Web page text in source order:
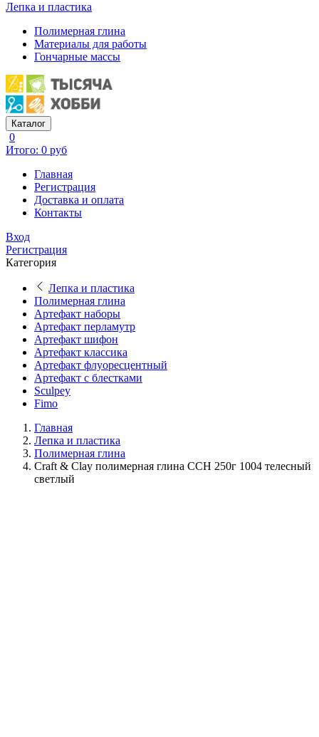
Лепка и пластика
Полимерная глина
Материалы для работы
Гончарные массы
Каталог
0
Итого: 0 руб
Главная
Регистрация
Доставка и оплата
Контакты
Вход
Регистрация
Категория
Лепка и пластика
Полимерная глина
Артефакт наборы
Артефакт перламутр
Артефакт шифон
Артефакт классика
Артефакт флуоресцентный
Артефакт с блестками
Sculpey
Fimo
Главная
Лепка и пластика
Полимерная глина
Craft & Clay полимерная глина CCH 250г 1004 телесный
светлый